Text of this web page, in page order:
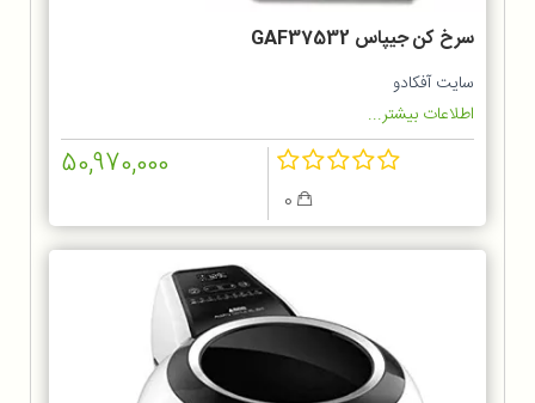
سرخ کن جیپاس GAF37532
سایت آفکادو
اطلاعات بیشتر...
50,970,000